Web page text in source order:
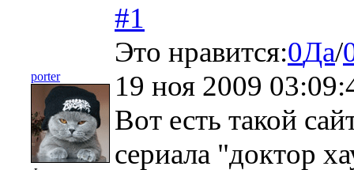
porter
#1
Это нравится:0Да/
19 ноя 2009
Вот есть такой
сериала "доктор